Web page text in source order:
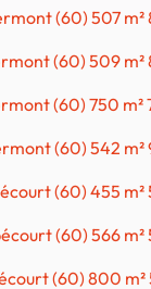
(60) 507 m²
(60) 509
(60) 750
(60) 542 m²
(60) 455
(60) 566
(60) 800